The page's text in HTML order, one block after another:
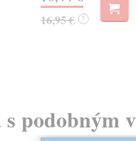
16,95 € ?
podobným